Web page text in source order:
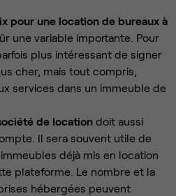
pour une location de bureaux à
une variable importante. Pour
plus intéressant de signer
cher, mais tout compris,
services dans un immeuble de
de location doit aussi
Il sera souvent utile de
déjà mis en location
plateforme. Le nombre et la
hébergées peuvent